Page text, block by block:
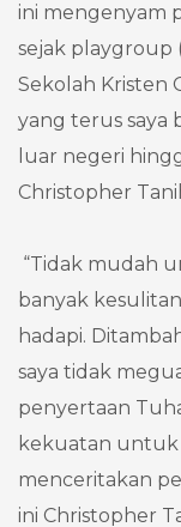
ini mengenyam
sejak playgroup
Sekolah Kristen
yang terus saya
luar negeri
Christopher
“Tidak mudah
banyak
hadapi.
saya tidak
penyertaan
kekuatan untuk
menceritakan
ini Christopher